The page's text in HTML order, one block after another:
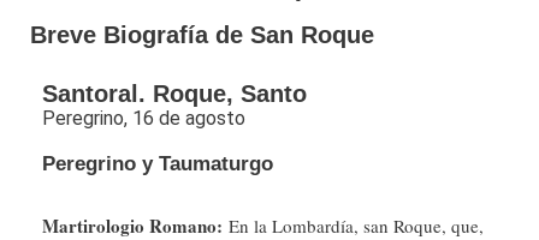
Breve Biografía de San Roque
Santoral. Roque, Santo
Peregrino, 16 de agosto
Peregrino y Taumaturgo
Martirologio Romano: En la Lombardía, san Roque, que,